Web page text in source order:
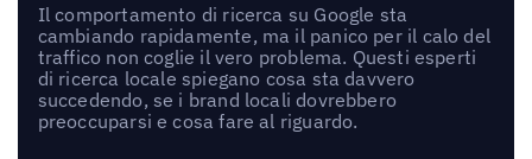
Il comportamento di ricerca su Google sta
cambiando rapidamente, ma il panico per il calo del
traffico non coglie il vero problema. Questi esperti
di ricerca locale spiegano cosa sta davvero
succedendo, se i brand locali dovrebbero
preoccuparsi e cosa fare al riguardo.